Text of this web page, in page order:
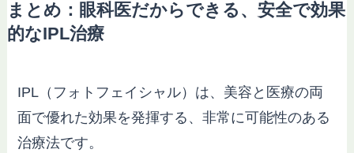
まとめ：眼科医だからできる、安全で効果
的なIPL治療
IPL（フォトフェイシャル）は、美容と医療の両
面で優れた効果を発揮する、非常に可能性のある
治療法です。